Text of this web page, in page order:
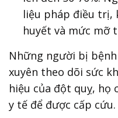
liệu pháp điều trị,
huyết và mức mỡ
Những người bị
xuyên theo dõi sức
hiệu của đột quỵ, họ
y tế để được cấp cứu.